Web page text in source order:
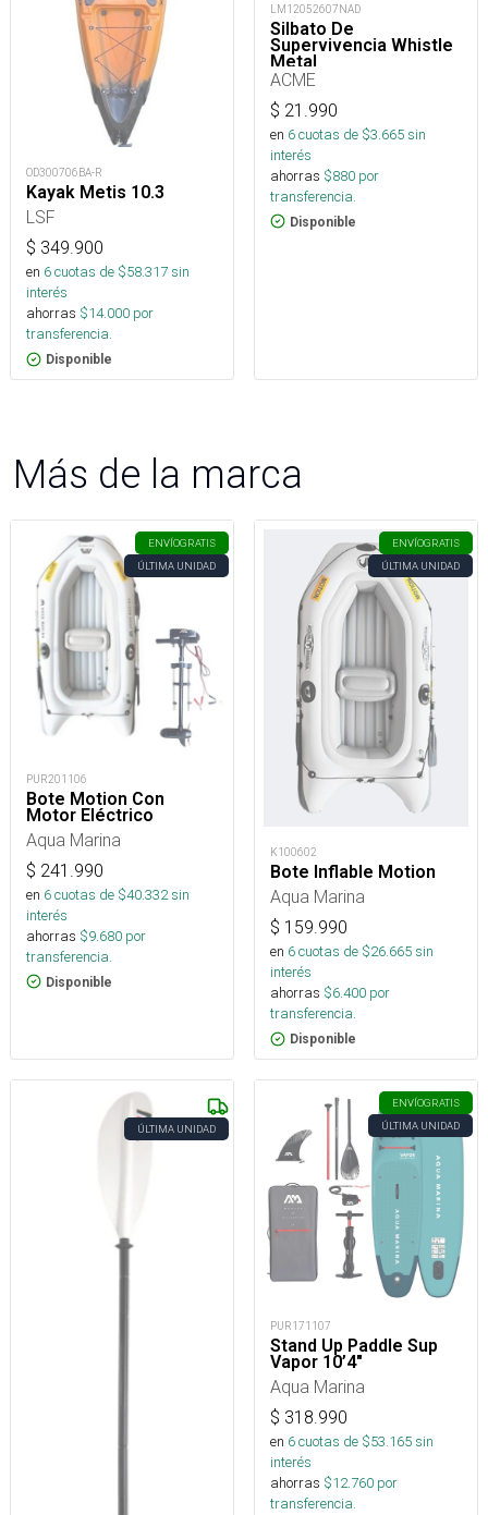
OD300706BA-R
Kayak Metis 10.3
LSF
$ 349.900
en 6cuotas de $58.317sin
interés
ahorras $14.000 por
transferencia.
Disponible
LM12052607NAD
Silbato De
Supervivencia Whistle
Metal
ACME
$ 21.990
en 6cuotas de $3.665sin
interés
ahorras $880 por
transferencia.
Disponible
Más de la marca
ENVÍOGRATIS
ÚLTIMA UNIDAD
PUR201106
Bote Motion Con
Motor Eléctrico
Aqua Marina
$ 241.990
en 6cuotas de $40.332sin
interés
ahorras $9.680 por
transferencia.
Disponible
ENVÍOGRATIS
ÚLTIMA UNIDAD
K100602
Bote Inflable Motion
Aqua Marina
$ 159.990
en 6cuotas de $26.665sin
interés
ahorras $6.400 por
transferencia.
Disponible
ÚLTIMA UNIDAD
ENVÍOGRATIS
ÚLTIMA UNIDAD
PUR171107
Stand Up Paddle Sup
Vapor 10’4″
Aqua Marina
$ 318.990
en 6cuotas de $53.165sin
interés
ahorras $12.760 por
transferencia.